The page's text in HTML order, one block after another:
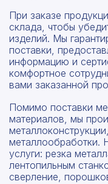
При заказе
склада, чтобы
изделий. Мы
поставки,
информацию и
комфортное
вами заказанной
Помимо поставки
материалов, мы
металлообработки.
услуги: резка
лентопильным
сверление,